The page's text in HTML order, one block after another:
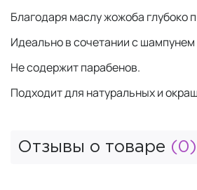
Благодаря маслу жожоба глубоко
Идеально в сочетании с
Не содержит парабенов.
Подходит для натуральных и
Отзывы о товаре (0)